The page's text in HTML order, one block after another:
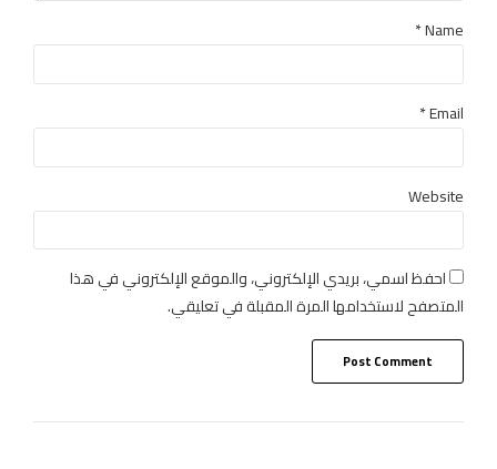
Name *
Email *
Website
احفظ اسمي، بريدي الإلكتروني، والموقع الإلكتروني في هذا
المتصفح لاستخدامها المرة المقبلة في تعليقي.
Post Comment